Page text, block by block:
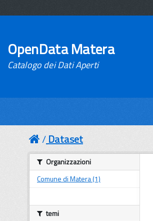
OpenData Matera
Catalogo dei Dati Aperti
Dataset
Organizzazioni
Comune di Matera (1)
temi